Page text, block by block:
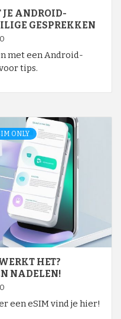
JE ANDROID-
GESPREKKEN
met een Android-
tips.
ONLY
HET?
NADELEN!
een eSIM vind je hier!